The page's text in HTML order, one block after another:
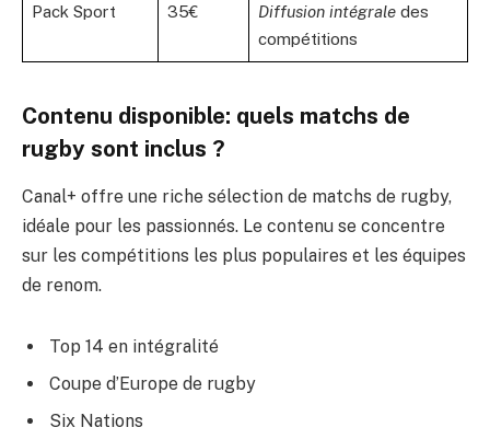
Pack Sport 35€ Diffusion intégrale des
compétitions
Contenu disponible: quels matchs de
rugby sont inclus ?
Canal+ offre une riche sélection de matchs de rugby,
idéale pour les passionnés. Le contenu se concentre
sur les compétitions les plus populaires et les équipes
de renom.
Top 14 en intégralité
Coupe d’Europe de rugby
Six Nations